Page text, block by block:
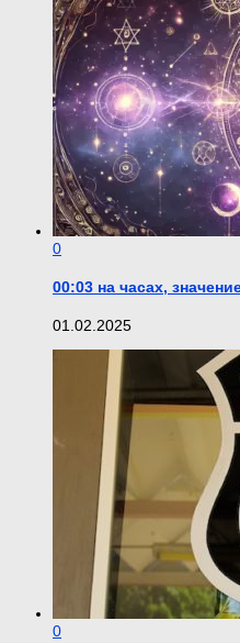
0
00:03 на часах,
01.02.2025
0